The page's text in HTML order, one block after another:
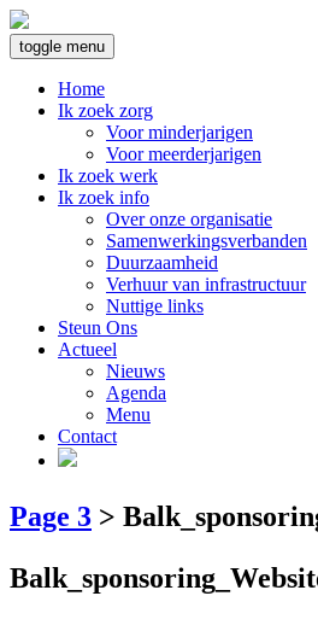
toggle menu
Home
Ik zoek zorg
Voor minderjarigen
Voor meerderjarigen
Ik zoek werk
Ik zoek info
Over onze organisatie
Samenwerkingsverbanden
Duurzaamheid
Verhuur van infrastructuur
Nuttige links
Steun Ons
Actueel
Nieuws
Agenda
Menu
Contact
Page 3 >